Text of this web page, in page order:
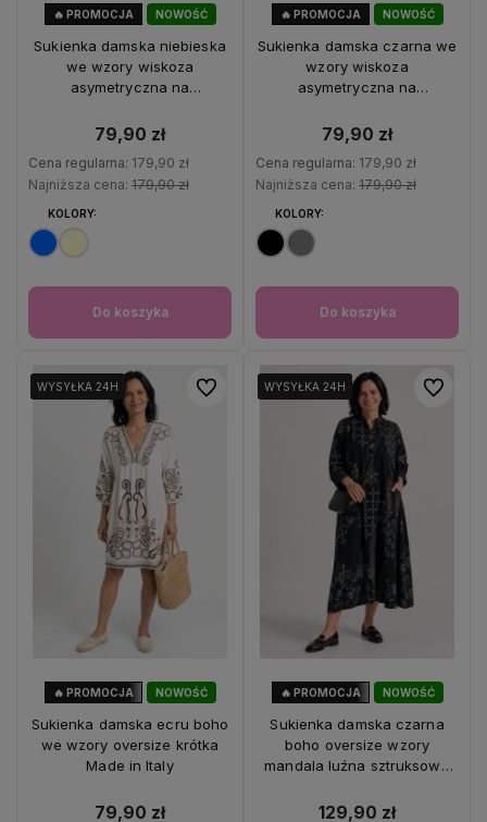
NOWOŚĆ
🔥 PROMOCJA
Sukienka damska niebieska
we wzory wiskoza
asymetryczna na
79,90 zł
Cena regularna: 179,90 zł
Najniższa cena: 179,90 zł
KOLORY:
Do koszyka
NOWOŚĆ
🔥 PROMOCJA
Sukienka damska czarna we
wzory wiskoza
asymetryczna na
79,90 zł
Cena regularna: 179,90 zł
Najniższa cena: 179,90 zł
KOLORY:
Do koszyka
NOWOŚĆ
🔥 PROMOCJA
WYSYŁKA 24H
WYSYŁKA 24H
WYSYŁKA 24H
Sukienka damska ecru boho
we wzory oversize krótka
Made in Italy
79,90 zł
Do ulubionych
NOWOŚĆ
🔥 PROMOCJA
WYSYŁKA 24H
WYSYŁKA 24H
WYSYŁKA 24H
Sukienka damska czarna
boho oversize wzory
mandala luźna sztruksowa
129,90 zł
Do